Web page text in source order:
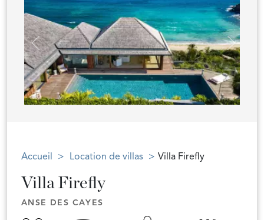
Accueil Location de villas Villa Firefly
Villa Firefly
ANSE DES CAYES